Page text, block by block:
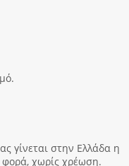
γίνεται στην Ελλάδα η
φορά, χωρίς χρέωση.